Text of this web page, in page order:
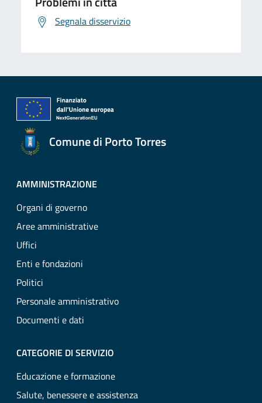
Segnala disservizio
Comune di Porto Torres
AMMINISTRAZIONE
Organi di governo
Aree amministrative
Uffici
Enti e fondazioni
Politici
Personale amministrativo
Documenti e dati
CATEGORIE DI SERVIZIO
Educazione e formazione
Salute, benessere e assistenza